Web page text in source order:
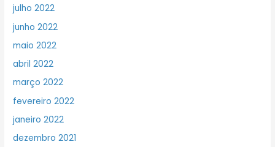
julho 2022
junho 2022
maio 2022
abril 2022
março 2022
fevereiro 2022
janeiro 2022
dezembro 2021